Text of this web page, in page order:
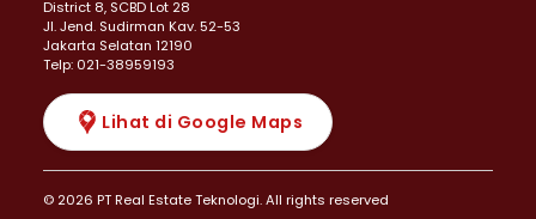
District 8, SCBD Lot 28
JI. Jend. Sudirman Kav. 52-53
Jakarta Selatan 12190
Telp: 021-38959193
Lihat di Google Maps
© 2026 PT Real Estate Teknologi. All rights reserved